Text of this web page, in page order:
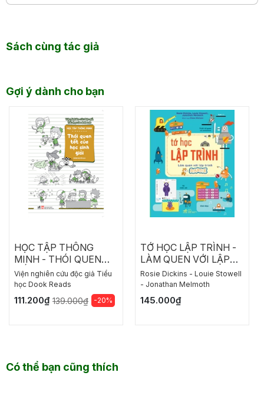
Sách cùng tác giả
Gợi ý dành cho bạn
HỌC TẬP THÔNG
MINH - THÓI QUEN
TỐT CỦA HỌC SINH
GIỎI
Viện nghiên cứu độc giả Tiểu
học Dook Reads
111.200₫ 139.000₫ -20%
TỚ HỌC LẬP TRÌNH -
LÀM QUEN VỚI LẬP
TRÌNH SCRATCH
Rosie Dickins - Louie Stowell
- Jonathan Melmoth
145.000₫
Có thể bạn cũng thích